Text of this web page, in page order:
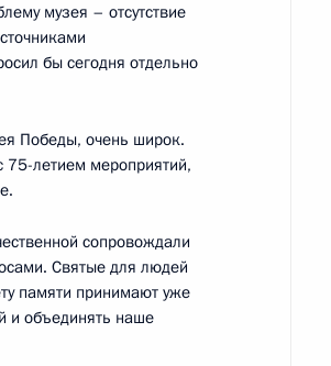
деятельности
коррупции
музея – отсутствие
бы сегодня отдельно
Победы, очень широк.
75-летием мероприятий,
сопровождали
Святые для людей
памяти принимают уже
и объединять наше